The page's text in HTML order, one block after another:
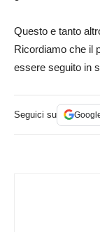
Questo e tanto
Ricordiamo che il
essere seguito in
Seguici su